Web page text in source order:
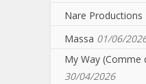
Nare Productions
Massa 01/06/
My Way (Comme
30/04/2026